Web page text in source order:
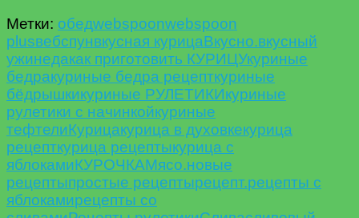
Метки: oбедwebspoonwebspoon
plusвебспунвкусная курицаВкусно.вкусный
ужинедакак приготовить КУРИЦУкуриные
бедракуриные бедра рецепткуриные
бёдрышкикуриные РУЛЕТИКИкуриные
рулетики с начинкойкуриные
тефтелиКурицакурица в духовкекурица
рецепткурица рецептыкурица с
яблокамиКУРОЧКАМясо.новые
рецептыпростые рецептырецепт.рецепты с
яблокамирецепты со